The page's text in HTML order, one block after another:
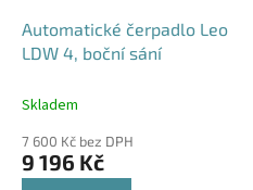
Automatické čerpadlo Leo
LDW 4, boční sání
Skladem
7 600 Kč bez DPH
9 196 Kč